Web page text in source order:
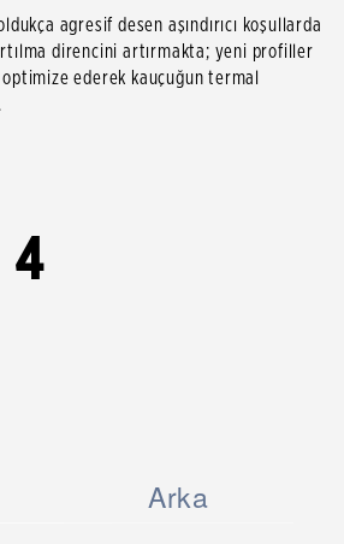
agresif desen aşındırıcı koşullarda
direncini artırmakta; yeni profiller
optimize ederek kauçuğun termal
4
Arka